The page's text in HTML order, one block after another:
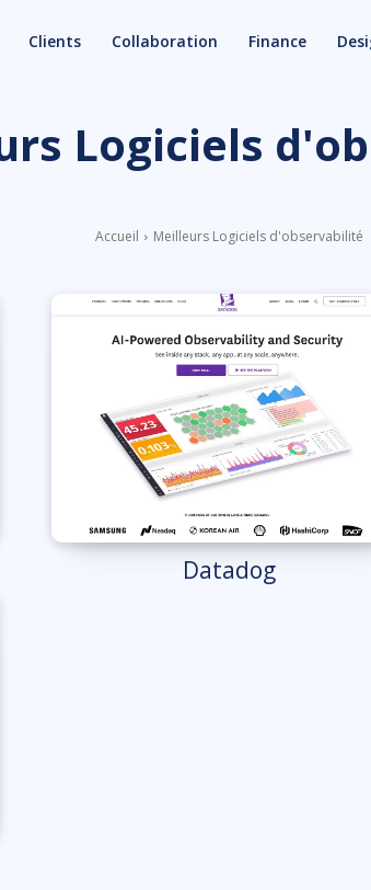
Clients Collaboration Finance
Logiciels
Accueil Meilleurs Logiciels d'observabilité
Datadog